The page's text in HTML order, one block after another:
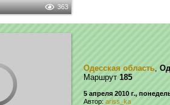
363
Одесская область,
Маршрут 185
5 апреля 2010 г.,
Автор: ariss_ka